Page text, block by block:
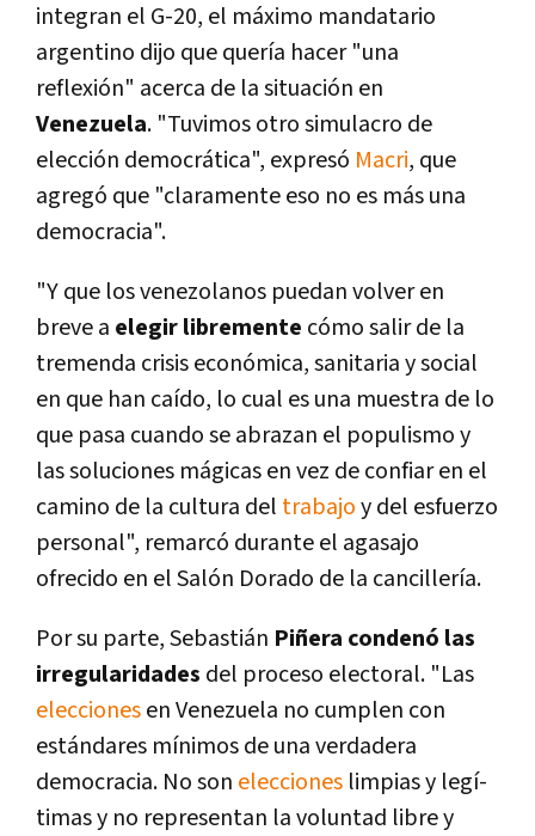
integran el G-20, el máximo mandatario
argentino dijo que querí­a hacer "una
reflexión" acerca de la situación en
Venezuela. "Tuvimos otro simulacro de
elección democrática", expresó Macri, que
agregó que "claramente eso no es más una
democracia".
"Y que los venezolanos puedan volver en
breve a elegir libremente cómo salir de la
tremenda crisis económica, sanitaria y social
en que han caí­do, lo cual es una muestra de lo
que pasa cuando se abrazan el populismo y
las soluciones mágicas en vez de confiar en el
camino de la cultura del trabajoy del esfuerzo
personal", remarcó durante el agasajo
ofrecido en el Salón Dorado de la cancillerí­a.
Por su parte, Sebastián Piñera condenó las
irregularidades del proceso electoral. "Las
eleccionesen Venezuela no cumplen con
estándares mí­nimos de una verdadera
democracia. No son elecciones limpias y legí­
timas y no representan la voluntad libre y